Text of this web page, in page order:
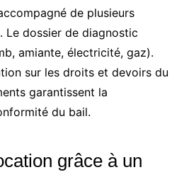
de plusieurs
Le dossier de diagnostic
amiante, électricité, gaz).
sur les droits et devoirs du
garantissent la
du bail.
grâce à un